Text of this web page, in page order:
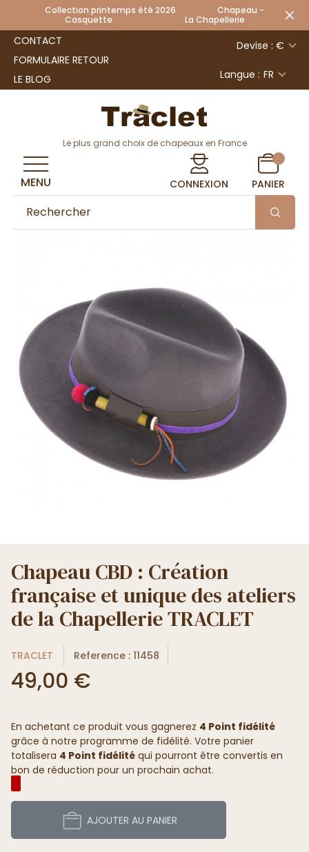
Collection printemps été 2026 Chapeau -
Casquette La Chapellerie
CONTACT
FORMULAIRE RETOUR
LE BLOG
Devise : €
Langue : FR
Le plus grand choix de chapeaux en France
CONNEXION PANIER
MENU
Chapeau CBD : Création
française et unique des ateliers
de la Chapellerie TRACLET
TRACLET Reference : 11458
49,00 €
En achetant ce produit vous gagnerez 4 Point fidélité
grâce à notre programme de fidélité. Votre panier
totalisera 4 Point fidélité qui pourront être convertis en
bon de réduction pour un prochain achat.
AJOUTER AU PANIER